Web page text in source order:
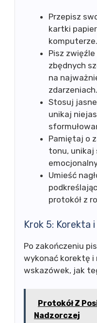
Przepisz
kartki
komputerze.
Pisz
zbędnych
na
zdarzeniach.
Stosuj
unikaj
Pamiętaj o
tonu, unikaj
Umieść
protokół z
Krok 5: Korekta
Po zakończeniu
wykonać korektę i
wskazówek, jak
Protokół Z
Nadzorczej